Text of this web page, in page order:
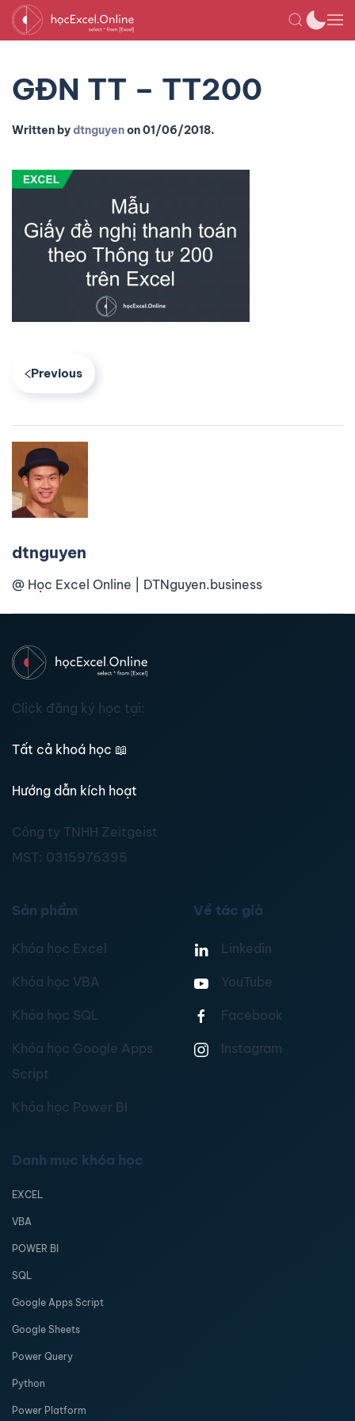
GĐN TT – TT200
Written bydtnguyenon01/06/2018.
Previous
dtnguyen
@ Học Excel Online | DTNguyen.business
Click đăng ký học tại:
Tất cả khoá học 📖
Hướng dẫn kích hoạt
Công ty TNHH Zeitgeist
MST: 0315976395
Sản phẩm
Khóa học Excel
Khóa học VBA
Khóa học SQL
Khóa học Google Apps
Script
Khóa học Power BI
Về tác giả
Linkedin
YouTube
Facebook
Instagram
Danh mục khóa học
EXCEL
VBA
POWER BI
SQL
Google Apps Script
Google Sheets
Power Query
Python
Power Platform